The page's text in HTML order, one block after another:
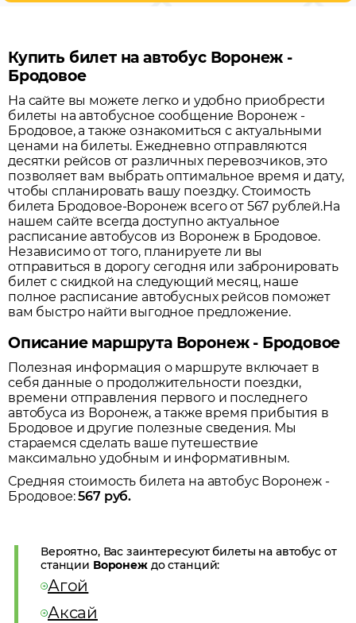
Купить билет на автобус Воронеж -
Бродовое
На сайте вы можете легко и удобно приобрести
билеты на автобусное сообщение Воронеж-
Бродовое, а также ознакомиться с актуальными
ценами на билеты. Ежедневно отправляются
десятки рейсов от различных перевозчиков, это
позволяет вам выбрать оптимальное время и дату,
чтобы спланировать вашу поездку. Стоимость
билета Бродовое-Воронеж всего от 567 рублей.На
нашем сайте всегда доступно актуальное
расписание автобусов из Воронеж в Бродовое.
Независимо от того, планируете ли вы
отправиться в дорогу сегодня или забронировать
билет с скидкой на следующий месяц, наше
полное расписание автобусных рейсов поможет
вам быстро найти выгодное предложение.
Описание маршрута Воронеж - Бродовое
Полезная информация о маршруте включает в
себя данные о продолжительности поездки,
времени отправления первого и последнего
автобуса из Воронеж, а также время прибытия в
Бродовое и другие полезные сведения. Мы
стараемся сделать ваше путешествие
максимально удобным и информативным.
Средняя стоимость билета на автобус Воронеж -
Бродовое: 567руб.
Вероятно, Вас заинтересуют билеты на автобус от
станции Воронеждо станций:
Агой
Аксай